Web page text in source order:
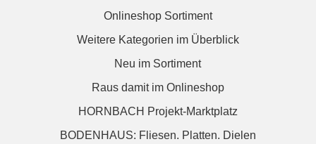
Onlineshop Sortiment
Weitere Kategorien im Überblick
Neu im Sortiment
Raus damit im Onlineshop
HORNBACH Projekt-Marktplatz
BODENHAUS: Fliesen. Platten. Dielen